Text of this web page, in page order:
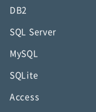
DB2
SQL Server
MySQL
SQLite
Access